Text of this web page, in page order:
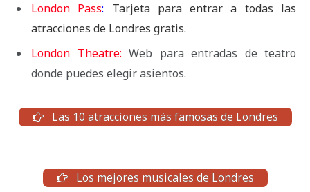
London Pass: Tarjeta para entrar a todas las
atracciones de Londres gratis.
London Theatre: Web para entradas de teatro
donde puedes elegir asientos.
Las 10 atracciones más famosas de Londres
Los mejores musicales de Londres